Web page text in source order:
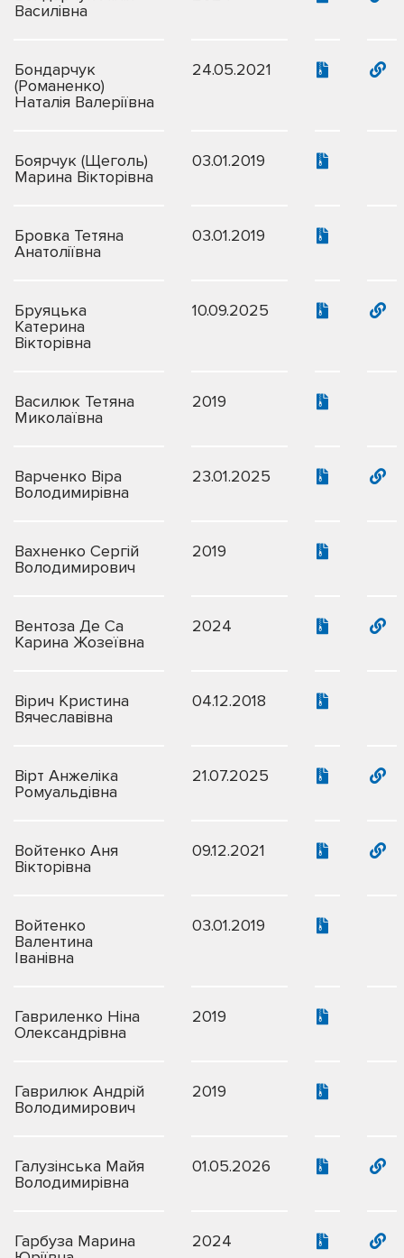
Василівна
Бондарчук
(Романенко)
Наталія Валеріївна
24.05.2021
Боярчук (Щеголь)
Марина Вікторівна
03.01.2019
Бровка Тетяна
Анатоліївна
03.01.2019
Бруяцька
Катерина
Вікторівна
10.09.2025
Василюк Тетяна
Миколаївна
2019
Варченко Віра
Володимирівна
23.01.2025
Вахненко Сергій
Володимирович
2019
Вентоза Де Са
Карина Жозеївна
2024
Вірич Кристина
Вячеславівна
04.12.2018
Вірт Анжеліка
Ромуальдівна
21.07.2025
Войтенко Аня
Вікторівна
09.12.2021
Войтенко
Валентина
Іванівна
03.01.2019
Гавриленко Ніна
Олександрівна
2019
Гаврилюк Андрій
Володимирович
2019
Галузінська Майя
Володимирівна
01.05.2026
Гарбуза Марина
2024